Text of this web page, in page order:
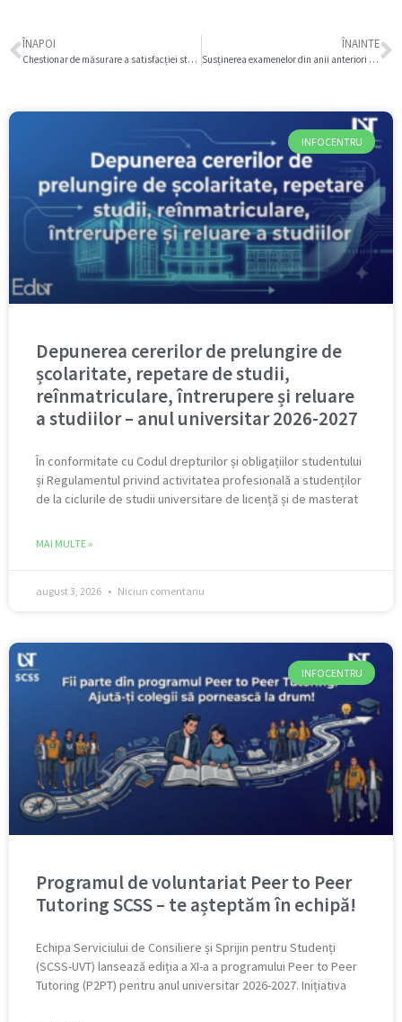
ÎNAPOI
Chestionar de măsurare a satisfacției studenților privind procesul educațional, serviciile studențești și infrastructura universitară din Universitatea de Vest din Timișoara (UVT)
ÎNAINTE
Susținerea examenelor din anii anteriori pentru studenții din anii neterminali
INFOCENTRU
Depunerea cererilor de prelungire de
școlaritate, repetare de studii,
reînmatriculare, întrerupere și reluare
a studiilor – anul universitar 2026-2027
În conformitate cu Codul drepturilor și obligațiilor studentului
și Regulamentul privind activitatea profesională a studenților
de la ciclurile de studii universitare de licență și de masterat
MAI MULTE »
august 3, 2026 Niciun comentariu
INFOCENTRU
Programul de voluntariat Peer to Peer
Tutoring SCSS – te așteptăm în echipă!
Echipa Serviciului de Consiliere și Sprijin pentru Studenți
(SCSS-UVT) lansează ediția a XI-a a programului Peer to Peer
Tutoring (P2PT) pentru anul universitar 2026-2027. Inițiativa